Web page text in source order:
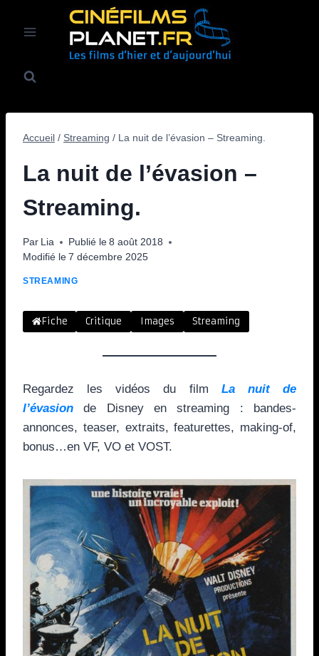
Accueil / Streaming / La nuit de l’évasion – Streaming.
La nuit de l’évasion –
Streaming.
Par Lia Publié le 8 août 2018
Modifié le 7 décembre 2025
STREAMING
Fiche Critique Images Streaming
Regardez les vidéos du film La nuit de
l’évasion
de Disney en streaming : bandes-
annonces, teaser, extraits, featurettes, making-of,
bonus…en VF, VO et VOST.